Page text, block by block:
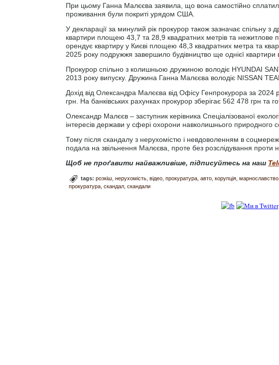
При цьому Ганна Малєєва заявила, що вона самостійно
проживання були покриті урядом США.
У декларації за минулий рік прокурор також зазначає спільну з
квартири площею 43,7 та 28,9 квадратних метрів та
орендує квартиру у Києві площею 48,3 квадратних метра та
2025 року подружжя завершило будівництво ще однієї
Прокурор спільно з колишньою дружиною володіє HYUNDAI
2013 року випуску. Дружина Ганна Малєєва володіє NISSAN
Дохід від Олександра Малєєва від Офісу Генпрокурора за 2024
грн. На банківських рахунках прокурор зберігає 562 478 грн та
Олександр Малєєв – заступник керівника Спеціалізованої
інтересів держави у сфері охорони навколишнього
Тому після скандалу з нерухомістю і невдоволенням в
подала на звільнення Малєєва, проте без розслідування проти
Щоб не проґавити найважливіше, підписуйтесь на наш
tags: розкіш нерухомість відео прокуратура авто корупція марнославство
прокуратура скандал скандали